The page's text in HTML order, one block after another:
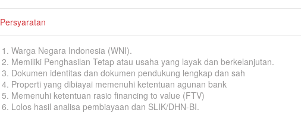
Persyaratan
Warga Negara Indonesia (WNI).
Memiliki Penghasilan Tetap atau usaha yang layak dan berkelanjutan.
Dokumen identitas dan dokumen pendukung lengkap dan sah
Properti yang dibiayai memenuhi ketentuan agunan bank
Memenuhi ketentuan rasio financing to value (FTV)
Lolos hasil analisa pembiayaan dan SLIK/DHN-BI.